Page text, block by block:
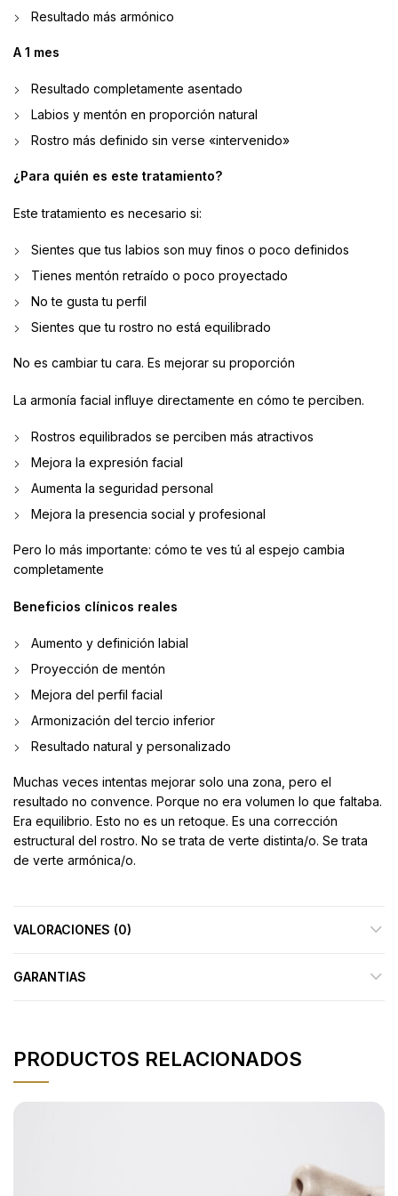
Resultado más armónico
A 1 mes
Resultado completamente asentado
Labios y mentón en proporción natural
Rostro más definido sin verse «intervenido»
¿Para quién es este tratamiento?
Este tratamiento es necesario si:
Sientes que tus labios son muy finos o poco definidos
Tienes mentón retraído o poco proyectado
No te gusta tu perfil
Sientes que tu rostro no está equilibrado
No es cambiar tu cara. Es mejorar su proporción
La armonía facial influye directamente en cómo te perciben.
Rostros equilibrados se perciben más atractivos
Mejora la expresión facial
Aumenta la seguridad personal
Mejora la presencia social y profesional
Pero lo más importante: cómo te ves tú al espejo cambia
completamente
Beneficios clínicos reales
Aumento y definición labial
Proyección de mentón
Mejora del perfil facial
Armonización del tercio inferior
Resultado natural y personalizado
Muchas veces intentas mejorar solo una zona, pero el
resultado no convence. Porque no era volumen lo que faltaba.
Era equilibrio. Esto no es un retoque. Es una corrección
estructural del rostro. No se trata de verte distinta/o. Se trata
de verte armónica/o.
VALORACIONES (0)
GARANTIAS
PRODUCTOS RELACIONADOS